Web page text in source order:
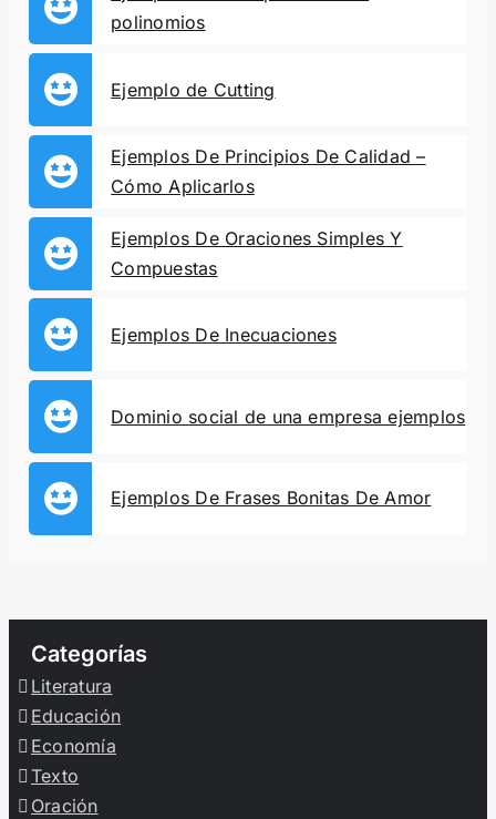
polinomios
Ejemplo de Cutting
Ejemplos De Principios De Calidad –
Cómo Aplicarlos
Ejemplos De Oraciones Simples Y
Compuestas
Ejemplos De Inecuaciones
Dominio social de una empresa ejemplos
Ejemplos De Frases Bonitas De Amor
Categorías
Literatura
Educación
Economía
Texto
Oración